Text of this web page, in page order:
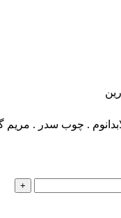
. چوب سدر . مریم